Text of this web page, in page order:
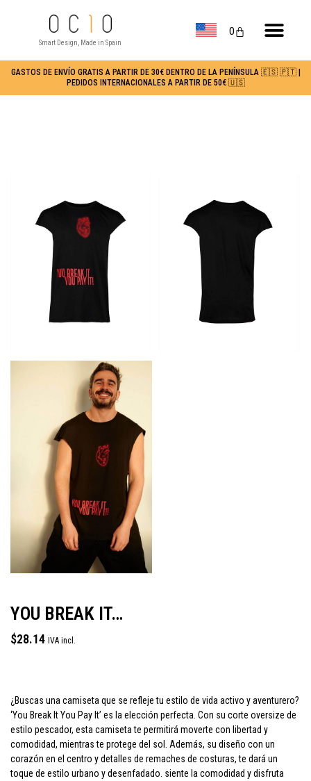
Smart Design, Made in Spain
0
GASTOS DE ENVÍO GRATIS A PARTIR DE 30€ DENTRO DE LA PENÍNSULA 🇪🇸 🇵🇹 |
PEDIDOS INTERNACIONALES A PARTIR DE 50€ 🇺🇸
YOU BREAK IT…
$28.14 IVA incl.
¿Buscas una camiseta que se refleje tu estilo de vida activo y aventurero?
‘You Break It You Pay It’ es la elección perfecta. Con su corte oversize de
estilo pescador, esta camiseta te permitirá moverte con libertad y
comodidad, mientras te protege del sol. Además, su diseño con un
corazón en el centro y detalles de remaches de costuras, te dará un
toque de estilo urbano y desenfadado. siente la comodidad y disfruta